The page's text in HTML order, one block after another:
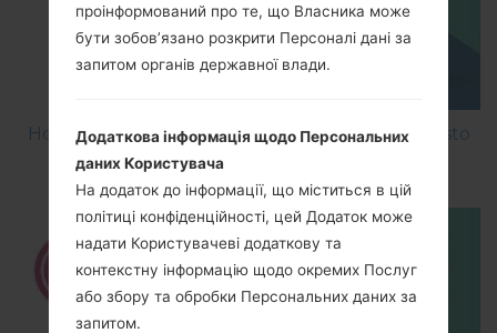
How to Factory Reset through menu on LG Aristo
MS210?
проінформований про те, що Власника може
бути зобов’язано розкрити Персоналі дані за
запитом органів державної влади.
Додаткова інформація щодо Персональних
даних Користувача
На додаток до інформації, що міститься в цій
політиці конфіденційності, цей Додаток може
надати Користувачеві додаткову та
контекстну інформацію щодо окремих Послуг
або збору та обробки Персональних даних за
запитом.